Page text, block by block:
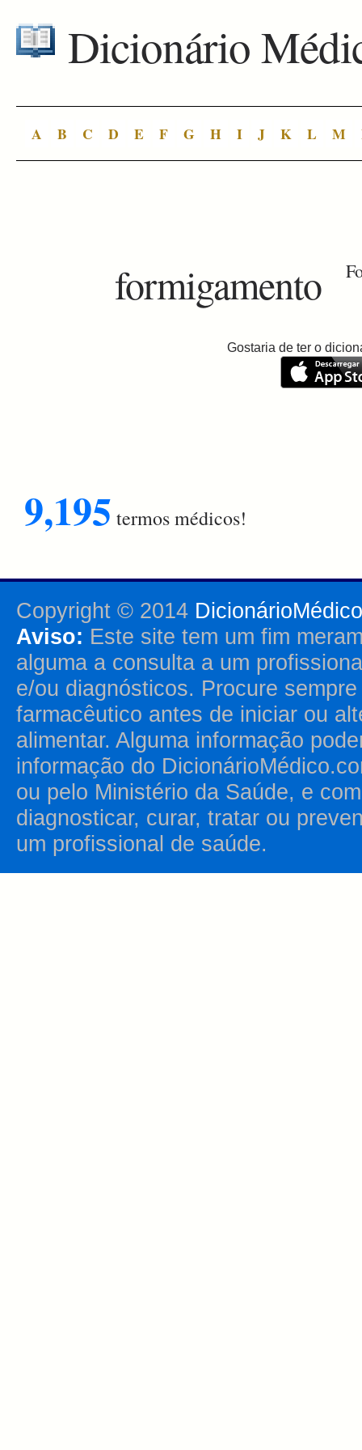
Dicionário
A B C D E F G H I J K L M
formigamento
Gostaria de ter o
9,195 termos médicos!
Copyright © 2014
Aviso: Este site tem um fim
alguma a consulta a um
e/ou diagnósticos. Procure
farmacêutico antes de iniciar ou
alimentar. Alguma informação
informação do
ou pelo Ministério da Saúde, e
diagnosticar, curar, tratar ou
um profissional de saúde.